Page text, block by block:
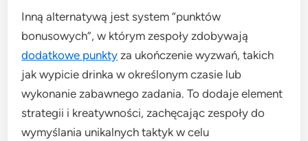
Inną alternatywą jest system “punktów
bonusowych”, w którym zespoły zdobywają
dodatkowe punkty za ukończenie wyzwań, takich
jak wypicie drinka w określonym czasie lub
wykonanie zabawnego zadania. To dodaje element
strategii i kreatywności, zachęcając zespoły do
wymyślania unikalnych taktyk w celu